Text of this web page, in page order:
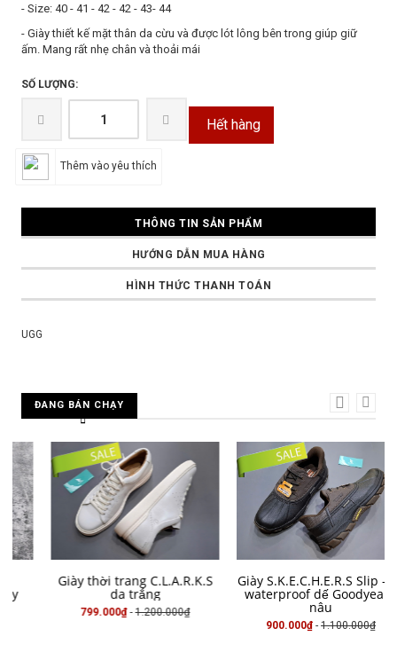
- Size: 40 - 41 - 42 - 42 - 43- 44
- Giày thiết kế mặt thân da cừu và được lót lông bên trong giúp giữ
ấm. Mang rất nhẹ chân và thoải mái
SỐ LƯỢNG:
Hết hàng
Thêm vào yêu thích
THÔNG TIN SẢN PHẨM
HƯỚNG DẪN MUA HÀNG
HÌNH THỨC THANH TOÁN
UGG
ĐANG BÁN CHẠY
MUA HÀNG
Giày thời trang C.L.A.R.K.S
da trắng
799.000₫ - 1.200.000₫
MUA HÀNG
Giày S.K.E.C.H.E.R.S Slip -ins
waterproof dế Goodyear -
900.000₫ - 1.100.000₫